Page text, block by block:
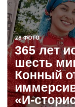
28 ФОТО
365 лет
шесть
Конный
«И-